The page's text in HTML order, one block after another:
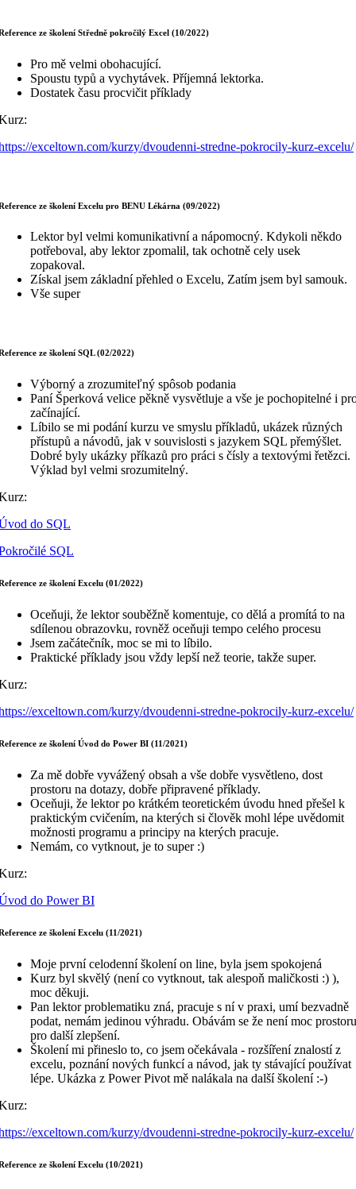
ze školení Středně pokročilý Excel (10/2022)
Pro mě velmi obohacující.
Spoustu typů a vychytávek. Příjemná lektorka.
Dostatek času procvičit příklady
exceltown.com/kurzy/dvoudenni-stredne-pokrocily-kurz-excelu/
ze školení Excelu pro BENU Lékárna (09/2022)
Lektor byl velmi komunikativní a nápomocný. Kdykoli někdo
potřeboval, aby lektor zpomalil, tak ochotně cely usek
zopakoval.
Získal jsem základní přehled o Excelu, Zatím jsem byl samouk.
Vše super
ze školení SQL (02/2022)
Výborný a zrozumiteľný spôsob podania
Paní Šperková velice pěkně vysvětluje a vše je pochopitelné i
začínající.
Líbilo se mi podání kurzu ve smyslu příkladů, ukázek různých
přístupů a návodů, jak v souvislosti s jazykem SQL přemýšlet.
Dobré byly ukázky příkazů pro práci s čísly a textovými řetězci.
Výklad byl velmi srozumitelný.
do SQL
SQL
ze školení Excelu (01/2022)
Oceňuji, že lektor souběžně komentuje, co dělá a promítá to na
sdílenou obrazovku, rovněž oceňuji tempo celého procesu
Jsem začátečník, moc se mi to líbilo.
Praktické příklady jsou vždy lepší než teorie, takže super.
exceltown.com/kurzy/dvoudenni-stredne-pokrocily-kurz-excelu/
ze školení Úvod do Power BI (11/2021)
Za mě dobře vyvážený obsah a vše dobře vysvětleno, dost
prostoru na dotazy, dobře připravené příklady.
Oceňuji, že lektor po krátkém teoretickém úvodu hned přešel k
praktickým cvičením, na kterých si člověk mohl lépe uvědomit
možnosti programu a principy na kterých pracuje.
Nemám, co vytknout, je to super :)
do Power BI
ze školení Excelu (11/2021)
Moje první celodenní školení on line, byla jsem spokojená
Kurz byl skvělý (není co vytknout, tak alespoň maličkosti :) ),
moc děkuji.
Pan lektor problematiku zná, pracuje s ní v praxi, umí bezvadně
podat, nemám jedinou výhradu. Obávám se že není moc prostoru
pro další zlepšení.
Školení mi přineslo to, co jsem očekávala - rozšíření znalostí z
excelu, poznání nových funkcí a návod, jak ty stávající používat
lépe. Ukázka z Power Pivot mě nalákala na další školení :-)
exceltown.com/kurzy/dvoudenni-stredne-pokrocily-kurz-excelu/
ze školení Excelu (10/2021)